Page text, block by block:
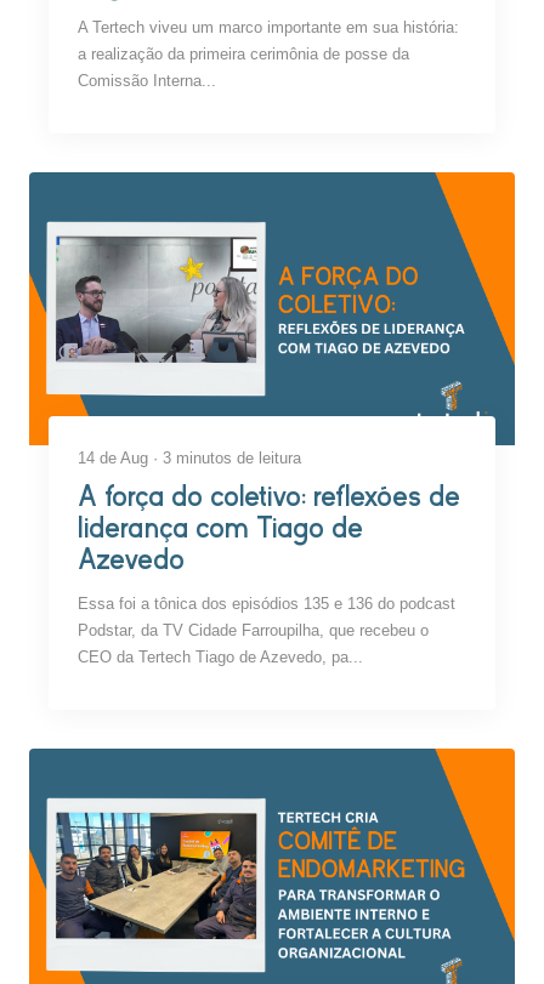
A Tertech viveu um marco importante em sua história:
a realização da primeira cerimônia de posse da
Comissão Interna...
14 de Aug · 3 minutos de leitura
A força do coletivo: reflexões de
liderança com Tiago de
Azevedo
Essa foi a tônica dos episódios 135 e 136 do podcast
Podstar, da TV Cidade Farroupilha, que recebeu o
CEO da Tertech Tiago de Azevedo, pa...